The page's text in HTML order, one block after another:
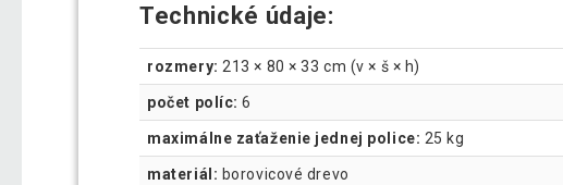
Technické údaje:
rozmery: 213 × 80 × 33 cm (v × š × h)
počet políc: 6
maximálne zaťaženie jednej police: 25 kg
materiál: borovicové drevo